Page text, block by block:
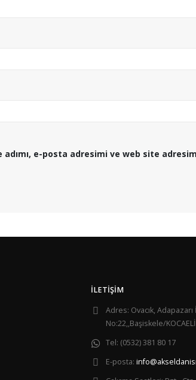
e-posta adresimi ve web site
İLETIŞIM
Adres: Ovacık,
No:22,,Başiskele/KOCAELİ
Tel: (0532) 381 80 17
E-posta: